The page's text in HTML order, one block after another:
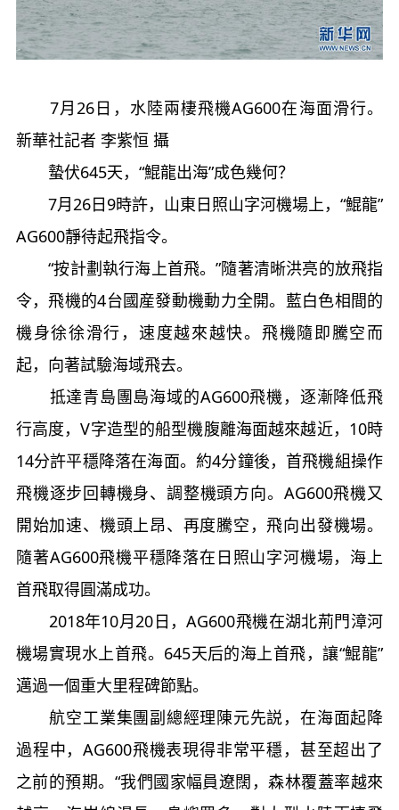
7月26日，水陸兩棲飛機AG600在海面滑行。
新華社記者 李紫恒 攝
蟄伏645天，“鯤龍出海”成色幾何？
7月26日9時許，山東日照山字河機場上，“鯤龍”
AG600靜待起飛指令。
“按計劃執行海上首飛。”隨著清晰洪亮的放飛指
令，飛機的4台國産發動機動力全開。藍白色相間的
機身徐徐滑行，速度越來越快。飛機隨即騰空而
起，向著試驗海域飛去。
抵達青島團島海域的AG600飛機，逐漸降低飛
行高度，V字造型的船型機腹離海面越來越近，10時
14分許平穩降落在海面。約4分鐘後，首飛機組操作
飛機逐步回轉機身、調整機頭方向。AG600飛機又
開始加速、機頭上昂、再度騰空，飛向出發機場。
隨著AG600飛機平穩降落在日照山字河機場，海上
首飛取得圓滿成功。
2018年10月20日，AG600飛機在湖北荊門漳河
機場實現水上首飛。645天后的海上首飛，讓“鯤龍”
邁過一個重大里程碑節點。
航空工業集團副總經理陳元先説，在海面起降
過程中，AG600飛機表現得非常平穩，甚至超出了
之前的預期。“我們國家幅員遼闊，森林覆蓋率越來